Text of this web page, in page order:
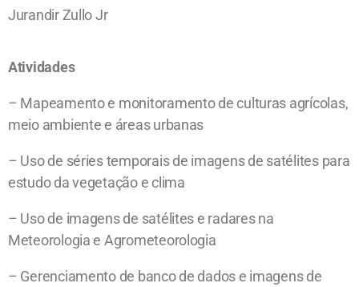
Jurandir Zullo Jr
Atividades
– Mapeamento e monitoramento de culturas agrícolas,
meio ambiente e áreas urbanas
– Uso de séries temporais de imagens de satélites para
estudo da vegetação e clima
– Uso de imagens de satélites e radares na
Meteorologia e Agrometeorologia
– Gerenciamento de banco de dados e imagens de